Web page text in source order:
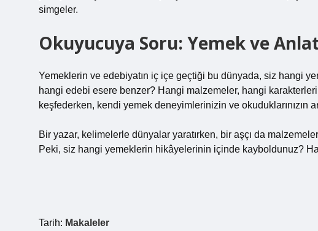
simgeler.
Okuyucuya Soru: Yemek ve
Yemeklerin ve edebiyatın iç içe geçtiği bu dünyada, siz hangi
hangi edebi esere benzer? Hangi malzemeler, hangi karakterleri
keşfederken, kendi yemek deneyimlerinizin ve okuduklarınızın
Bir yazar, kelimelerle dünyalar yaratırken, bir aşçı da
Peki, siz hangi yemeklerin hikâyelerinin içinde kayboldunuz?
Tarih: Makaleler